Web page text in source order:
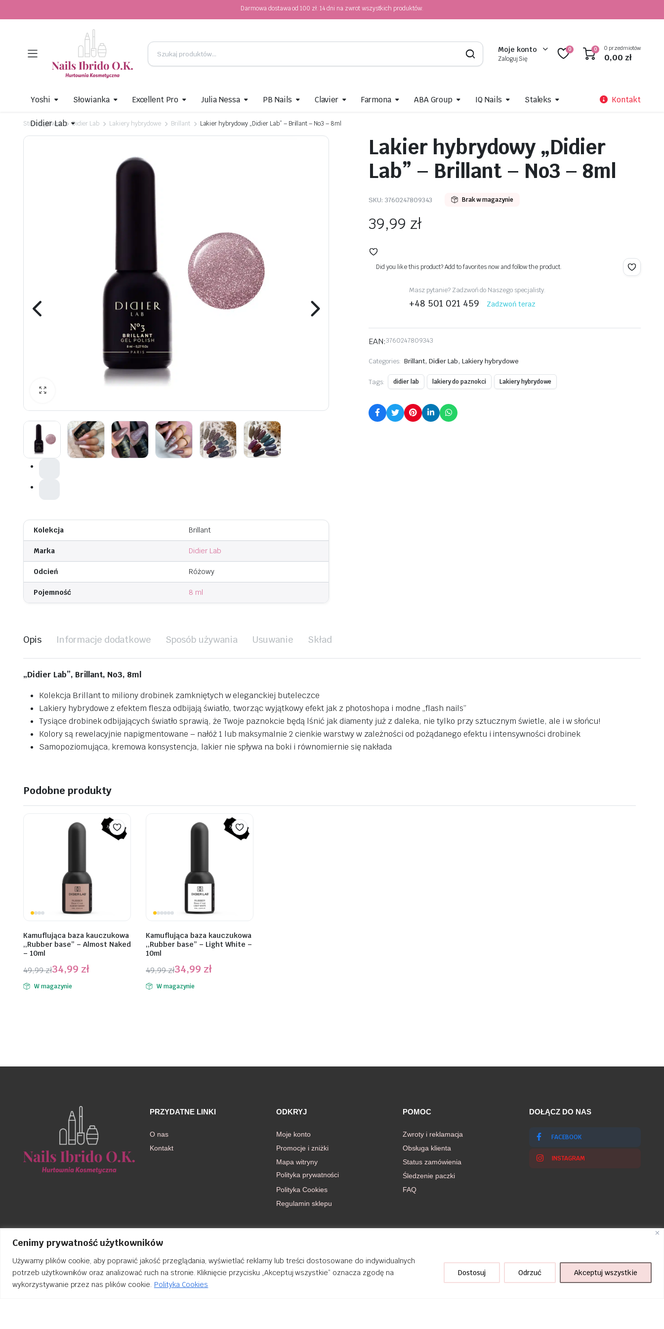
Cenimy prywatność użytkowników
Używamy plików cookie, aby poprawić jakość przeglądania, wyświetlać reklamy lub treści dostosowane do indywidualnych
potrzeb użytkowników oraz analizować ruch na stronie. Kliknięcie przycisku „Akceptuj wszystkie” oznacza zgodę na
wykorzystywanie przez nas plików cookie. Polityka Cookies
Dostosuj Odrzuć Akceptuj wszystkie
Darmowa dostawa od 100 zł. 14 dni na zwrot wszystkich produktów.
Moje konto
Zaloguj Się
0 0 0 przedmiotów
0,00 zł
Yoshi Słowianka Excellent Pro Julia Nessa PB Nails Clavier Farmona ABA Group IQ Nails Staleks
Didier Lab
Kontakt
Strona główna Didier Lab Lakiery hybrydowe Brillant Lakier hybrydowy „Didier Lab” – Brillant – No3 – 8ml
Kolekcja Brillant
Marka Didier Lab
Odcień Różowy
Pojemność 8 ml
Lakier hybrydowy „Didier
Lab” – Brillant – No3 – 8ml
SKU: 3760247809343 Brak w magazynie
39,99 zł
Did you like this product? Add to favorites now and follow the product.
Masz pytanie? Zadzwoń do Naszego specjalisty.
+48 501 021 459 Zadzwoń teraz
EAN:3760247809343
Categories: Brillant, Didier Lab, Lakiery hybrydowe
Tags: didier lab lakiery do paznokci Lakiery hybrydowe
Opis Informacje dodatkowe Sposób używania Usuwanie Skład
„Didier Lab”, Brillant, No3, 8ml
Kolekcja Brillant to miliony drobinek zamkniętych w eleganckiej buteleczce
Lakiery hybrydowe z efektem fleszaodbijają światło, tworząc wyjątkowy efekt jak z photoshopa i modne „flash nails”
Tysiące drobinek odbijających światło sprawią, że Twoje paznokcie będą lśnić jak diamenty już z daleka, nie tylko przy sztucznym świetle, ale i w słońcu!
Kolory są rewelacyjnie napigmentowane – nałóż 1 lub maksymalnie 2 cienkie warstwy w zależności od pożądanego efektu i intensywności drobinek
Samopoziomująca, kremowa konsystencja, lakier nie spływa na boki i równomiernie się nakłada
Podobne produkty
Kamuflująca baza kauczukowa
,,Rubber base” – Almost Naked
– 10ml
49,99zł
Pierwotna
cena
34,99 zł
Aktualna
cena
W magazynie
Kamuflująca baza kauczukowa
,,Rubber base” – Light White –
10ml
49,99zł
Pierwotna
cena
34,99 zł
Aktualna
cena
W magazynie
PRZYDATNE LINKI
O nas
Kontakt
ODKRYJ
Moje konto
Promocje i zniżki
Mapa witryny
Polityka prywatności
Polityka Cookies
Regulamin sklepu
POMOC
Zwroty i reklamacja
Obsługa klienta
Status zamówienia
Śledzenie paczki
FAQ
DOŁĄCZ DO NAS
FACEBOOK
INSTAGRAM